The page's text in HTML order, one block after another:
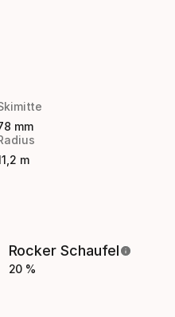
mm
m
Rocker Schaufel
20 %